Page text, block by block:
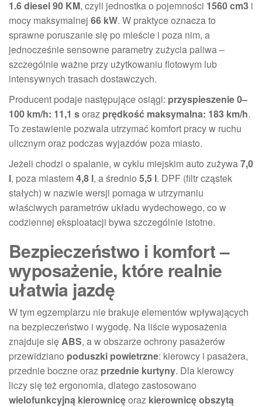
1.6 diesel 90 KM, czyli jednostka o pojemności 1560 cm3 i
mocy maksymalnej 66 kW. W praktyce oznacza to
sprawne poruszanie się po mieście i poza nim, a
jednocześnie sensowne parametry zużycia paliwa –
szczególnie ważne przy użytkowaniu flotowym lub
intensywnych trasach dostawczych.
Producent podaje następujące osiągi: przyspieszenie 0–
100 km/h: 11,1 soraz prędkość maksymalna: 183 km/h.
To zestawienie pozwala utrzymać komfort pracy w ruchu
ulicznym oraz podczas wyjazdów poza miasto.
Jeżeli chodzi o spalanie, w cyklu miejskim auto zużywa7,0
l, poza miastem 4,8 l, a średnio 5,5 l. DPF (filtr cząstek
stałych) w nazwie wersji pomaga w utrzymaniu
właściwych parametrów układu wydechowego, co w
codziennej eksploatacji bywa szczególnie istotne.
Bezpieczeństwo i komfort –
wyposażenie, które realnie
ułatwia jazdę
W tym egzemplarzu nie brakuje elementów wpływających
na bezpieczeństwo i wygodę. Na liście wyposażenia
znajduje sięABS, a w obszarze ochrony pasażerów
przewidziano poduszki powietrzne: kierowcy i pasażera,
przednie boczne oraz przednie kurtyny. Dla kierowcy
liczy się też ergonomia, dlatego zastosowano
wielofunkcyjną kierownicęoraz kierownicę obszytą